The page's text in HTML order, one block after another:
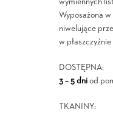
wymiennych
Wyposażona w
niwelujące
w
DOSTĘPNA:
3 – 5 dniod
TKANINY: